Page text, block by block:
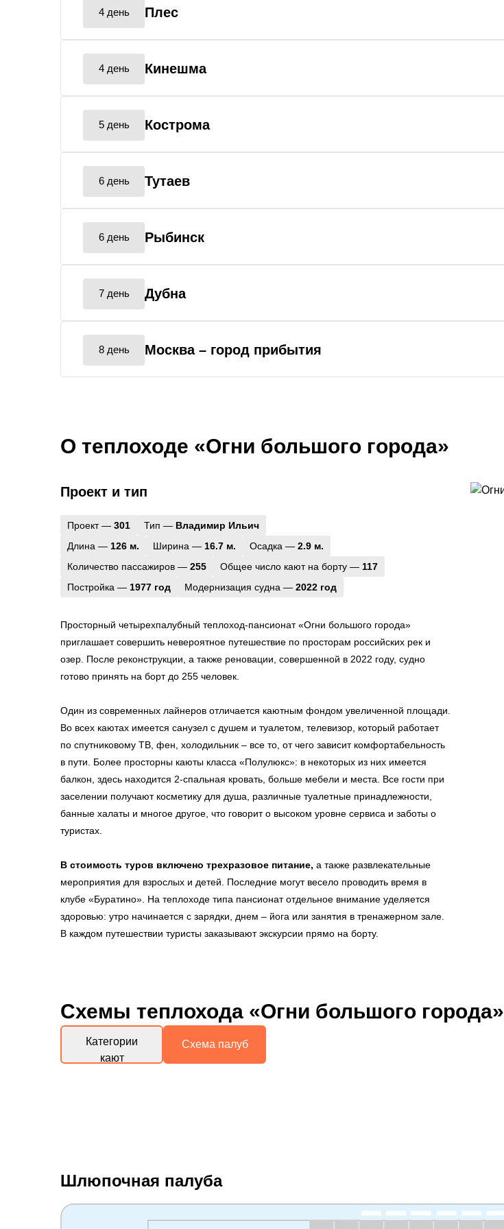
4 день Плес
4 день Кинешма
5 день Кострома
6 день Тутаев
6 день Рыбинск
7 день Дубна
8 день Москва – город прибытия
О теплоходе «Огни большого города»
Проект и тип
Проект — 301 Тип — Владимир Ильич
Длина — 126 м. Ширина — 16.7 м. Осадка — 2.9 м.
Количество пассажиров — 255 Общее число кают на борту — 117
Постройка — 1977 год Модернизация судна — 2022 год
Просторный четырехпалубный теплоход-пансионат «Огни большого города»
приглашает совершить невероятное путешествие по просторам российских рек и
озер. После реконструкции, а также реновации, совершенной в 2022 году, судно
готово принять на борт до 255 человек.
Один из современных лайнеров отличается каютным фондом увеличенной площади.
Во всех каютах имеется санузел с душем и туалетом, телевизор, который работает
по спутниковому ТВ, фен, холодильник – все то, от чего зависит комфортабельность
в пути. Более просторны каюты класса «Полулюкс»: в некоторых из них имеется
балкон, здесь находится 2-спальная кровать, больше мебели и места. Все гости при
заселении получают косметику для душа, различные туалетные принадлежности,
банные халаты и многое другое, что говорит о высоком уровне сервиса и заботы о
туристах.
В стоимость туров включено трехразовое питание, а также развлекательные
мероприятия для взрослых и детей. Последние могут весело проводить время в
клубе «Буратино». На теплоходе типа пансионат отдельное внимание уделяется
здоровью: утро начинается с зарядки, днем – йога или занятия в тренажерном зале.
В каждом путешествии туристы заказывают экскурсии прямо на борту.
Схемы теплохода «Огни большого города»
Категории
кают
Схема палуб
Шлюпочная палуба